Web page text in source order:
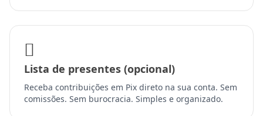
Lista de presentes (opcional)
Receba contribuições em Pix direto na sua conta. Sem
comissões. Sem burocracia. Simples e organizado.